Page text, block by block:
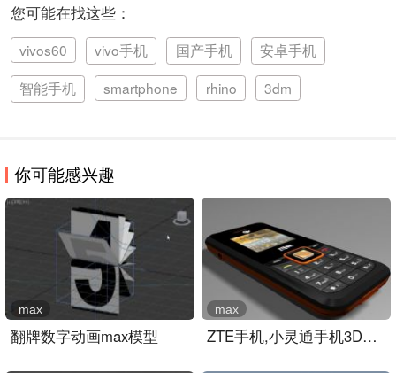
您可能在找这些：
vivos60 vivo手机 国产手机
安卓手机
智能手机
smartphone rhino 3dm
你可能感兴趣
翻牌数字动画max模型
max
ZTE手机,小灵通手机3D模型..
max